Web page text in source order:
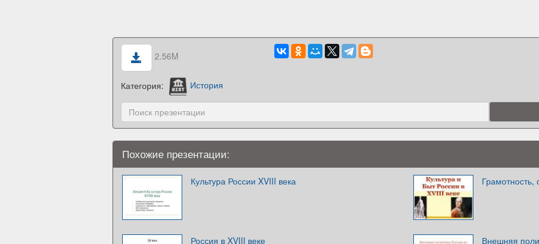
2.56M
Категория: История
Похожие презентации:
Культура России XVIII века Грамотность,
Россия в XVIII веке Внешняя